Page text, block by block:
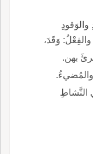
والوَقودِ
والفِعْلُ: وَقَدَ،
بهن.
والمُضيءُ.
النَّشاطِ